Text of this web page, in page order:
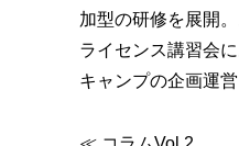
加型の研修を展開
ライセンス講習会
キャンプの企画運